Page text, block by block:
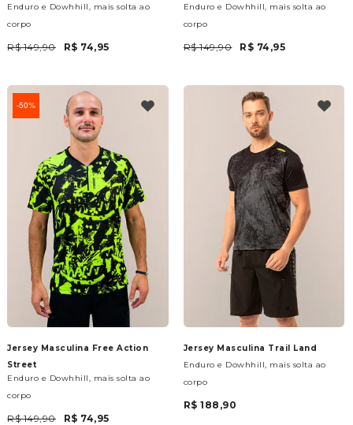
Enduro e Dowhhill, mais solta ao
corpo
R$ 149,90 R$ 74,95
Enduro e Dowhhill, mais solta ao
corpo
R$ 149,90 R$ 74,95
50%
Jersey Masculina Free Action
Street
Enduro e Dowhhill, mais solta ao
corpo
R$ 149,90 R$ 74,95
Jersey Masculina Trail Land
Enduro e Dowhhill, mais solta ao
corpo
R$ 188,90